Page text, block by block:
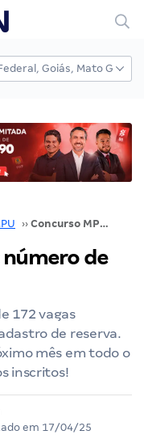
›› Concurso MPU: veja o número de inscritos por estado!
número de
172 vagas
de reserva.
mês em todo o
inscritos!
em 17/04/25